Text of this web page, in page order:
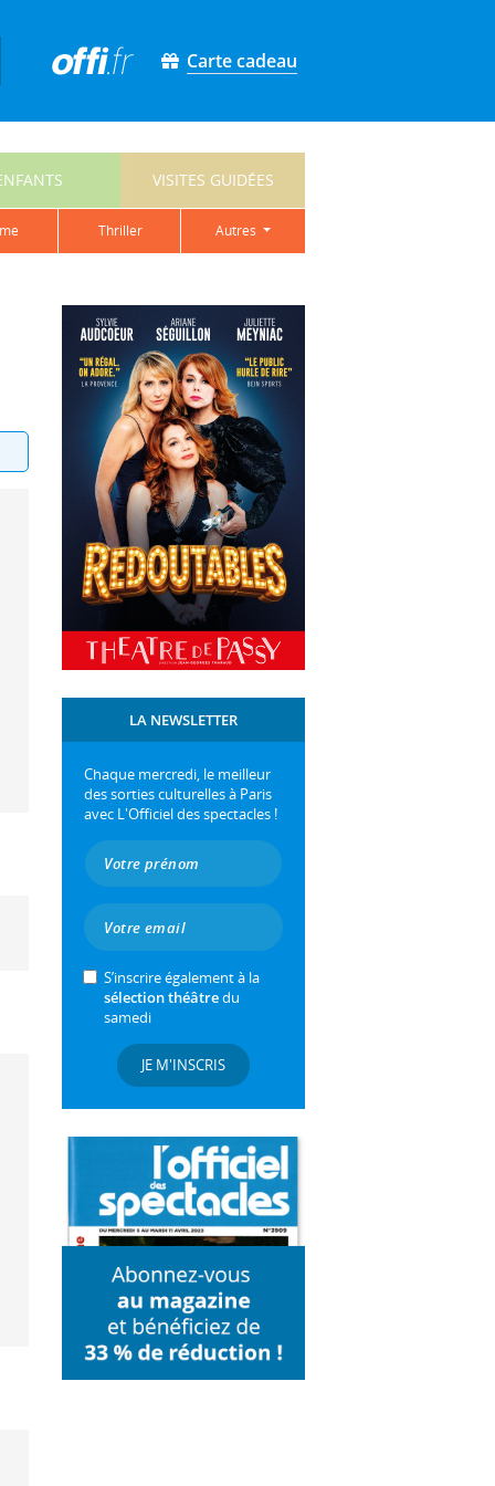
Carte cadeau
VISITES GUIDÉES
thriller autres
LA NEWSLETTER
Chaque mercredi, le meilleur
des sorties culturelles à Paris
avec L'Officiel des spectacles !
S’inscrire également à la
sélection théâtredu
samedi
JE M'INSCRIS